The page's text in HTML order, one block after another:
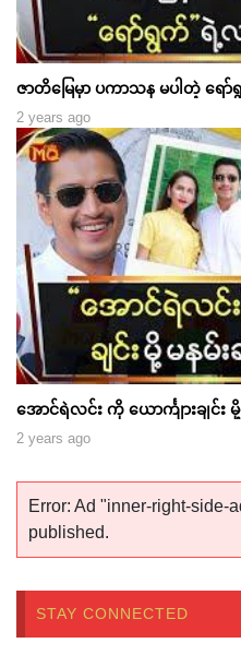
ဇာတိမြေမှာ ပကာသန မပါတဲ့ ရ
2 years ago
အောင်ရဲလင်း ကို ယောင်္ကျားချင်း
2 years ago
Error: Ad "inner-right-side-
published.
STAY CONNECTED